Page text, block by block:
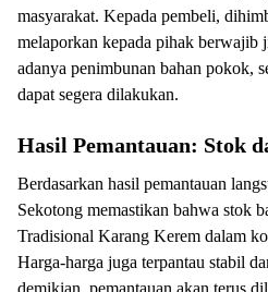
masyarakat. Kepada pembeli,
melaporkan kepada pihak berwajib
adanya penimbunan bahan pokok,
dapat segera dilakukan.
Hasil Pemantauan: Stok
Berdasarkan hasil pemantauan
Sekotong memastikan bahwa stok
Tradisional Karang Kerem dalam
Harga-harga juga terpantau stabil
demikian, pemantauan akan terus